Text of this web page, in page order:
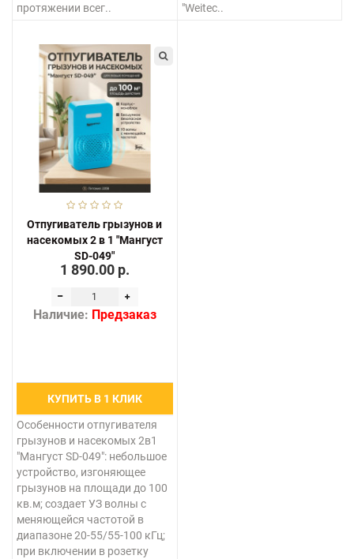
протяжении всег..
"Weitec..
Отпугиватель грызунов и
насекомых 2 в 1 "Мангуст
SD-049"
1 890.00 р.
Наличие: Предзаказ
КУПИТЬ В 1 КЛИК
Особенности отпугивателя
грызунов и насекомых 2в1
"Мангуст SD-049": небольшое
устройство, изгоняющее
грызунов на площади до 100
кв.м; создает УЗ волны с
меняющейся частотой в
диапазоне 20-55/55-100 кГц;
при включении в розетку